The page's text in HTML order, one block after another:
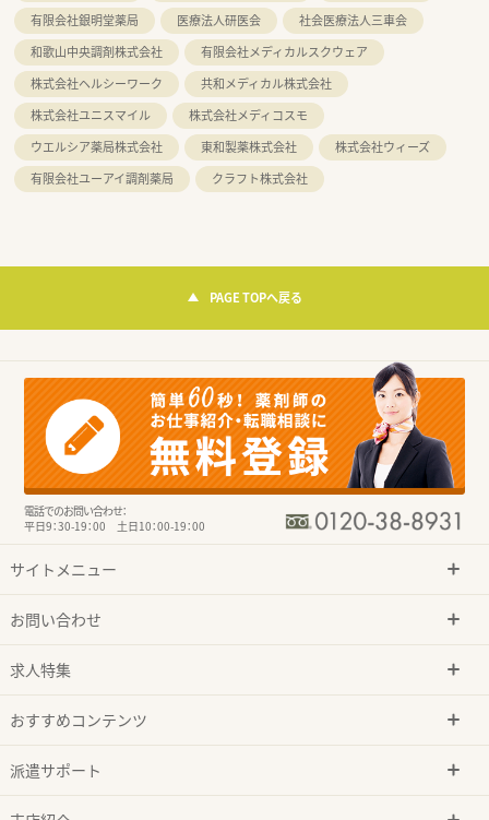
有限会社銀明堂薬局
医療法人研医会
社会医療法人三車会
和歌山中央調剤株式会社
有限会社メディカルスクウェア
株式会社ヘルシーワーク
共和メディカル株式会社
株式会社ユニスマイル
株式会社メディコスモ
ウエルシア薬局株式会社
東和製薬株式会社
株式会社ウィーズ
有限会社ユーアイ調剤薬局
クラフト株式会社
PAGE TOPへ戻る
電話でのお問い合わせ：
平日9：30-19：00 土日10：00-19：00
サイトメニュー
お問い合わせ
求人特集
おすすめコンテンツ
派遣サポート